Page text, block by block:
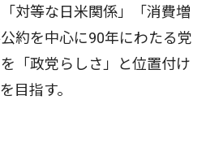
対等な日米関係」「消費増
約を中心に90年にわたる党
「政党らしさ」と位置付け
目指す。